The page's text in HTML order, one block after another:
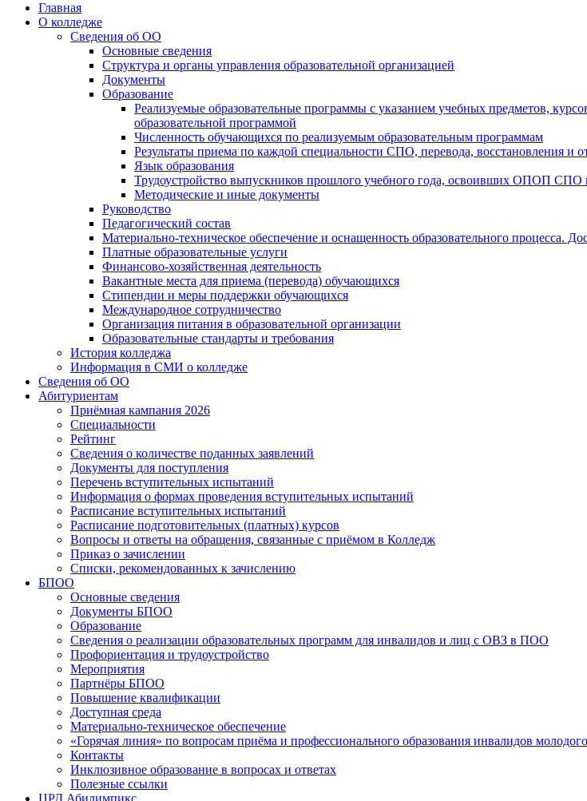
Главная
О колледже
Сведения об ОО
Основные сведения
Структура и органы управления образовательной организацией
Документы
Образование
Реализуемые образовательные программы с указанием учебных предметов,
образовательной программой
Численность обучающихся по реализуемым образовательным программам
Результаты приема по каждой специальности СПО, перевода, восстановления и
Язык образования
Трудоустройство выпускников прошлого учебного года, освоивших ОПОП СПО
Методические и иные документы
Руководство
Педагогический состав
Материально-техническое обеспечение и оснащенность образовательного процесса.
Платные образовательные услуги
Финансово-хозяйственная деятельность
Вакантные места для приема (перевода) обучающихся
Стипендии и меры поддержки обучающихся
Международное сотрудничество
Организация питания в образовательной организации
Образовательные стандарты и требования
История колледжа
Информация в СМИ о колледже
Сведения об ОО
Абитуриентам
Приёмная кампания 2026
Специальности
Рейтинг
Сведения о количестве поданных заявлений
Документы для поступления
Перечень вступительных испытаний
Информация о формах проведения вступительных испытаний
Расписание вступительных испытаний
Расписание подготовительных (платных) курсов
Вопросы и ответы на обращения, связанные с приёмом в Колледж
Приказ о зачислении
Списки, рекомендованных к зачислению
БПОО
Основные сведения
Документы БПОО
Образование
Сведения о реализации образовательных программ для инвалидов и лиц с ОВЗ в ПОО
Профориентация и трудоустройство
Мероприятия
Партнёры БПОО
Повышение квалификации
Доступная среда
Материально-техническое обеспечение
«Горячая линия» по вопросам приёма и профессионального образования инвалидов
Контакты
Инклюзивное образование в вопросах и ответах
Полезные ссылки
ЦРД Абилимпикс